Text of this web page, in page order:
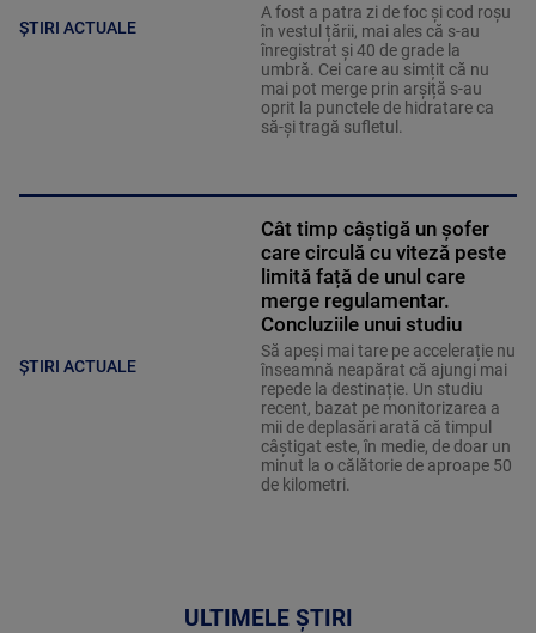
ȘTIRI ACTUALE
A fost a patra zi de foc și cod roșu
în vestul țării, mai ales că s-au
înregistrat și 40 de grade la
umbră. Cei care au simțit că nu
mai pot merge prin arșiță s-au
oprit la punctele de hidratare ca
să-și tragă sufletul.
ȘTIRI ACTUALE
Cât timp câștigă un șofer
care circulă cu viteză peste
limită față de unul care
merge regulamentar.
Concluziile unui studiu
Să apeși mai tare pe accelerație nu
înseamnă neapărat că ajungi mai
repede la destinație. Un studiu
recent, bazat pe monitorizarea a
mii de deplasări arată că timpul
câștigat este, în medie, de doar un
minut la o călătorie de aproape 50
de kilometri.
ULTIMELE ȘTIRI